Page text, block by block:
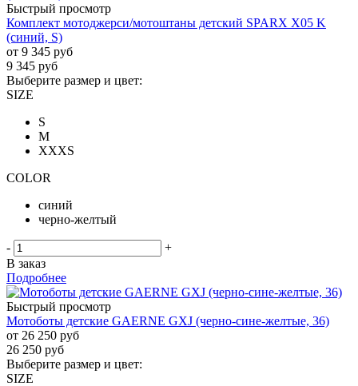
Быстрый просмотр
Комплект мотоджерси/мотоштаны детский SPARX X05 K
(синий, S)
от 9 345 руб
9 345 руб
Выберите размер и цвет:
SIZE
S
M
XXXS
COLOR
синий
черно-желтый
-
+
В заказ
Подробнее
Быстрый просмотр
Мотоботы детские GAERNE GXJ (черно-сине-желтые, 36)
от 26 250 руб
26 250 руб
Выберите размер и цвет:
SIZE